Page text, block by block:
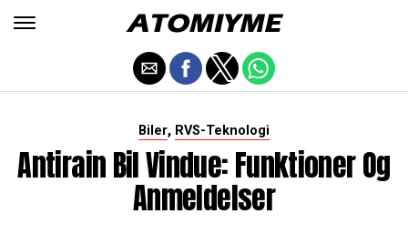
Biler, RVS-Teknologi
Antirain Bil Vindue: Funktioner Og
Anmeldelser